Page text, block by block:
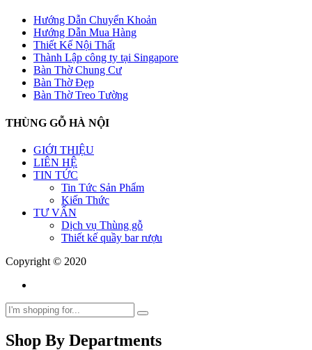
Hướng Dẫn Chuyển Khoản
Hướng Dẫn Mua Hàng
Thiết Kế Nội Thất
Thành Lập công ty tại Singapore
Bàn Thờ Chung Cư
Bàn Thờ Đẹp
Bàn Thờ Treo Tường
THÙNG GỖ HÀ NỘI
GIỚI THIỆU
LIÊN HỆ
TIN TỨC
Tin Tức Sản Phẩm
Kiến Thức
TƯ VẤN
Dịch vụ Thùng gỗ
Thiết kế quầy bar rượu
Copyright © 2020
Shop By Departments